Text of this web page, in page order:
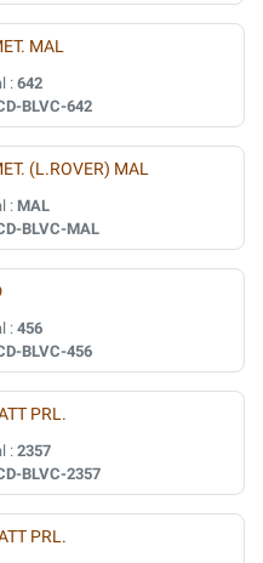
MAL
: 642
BLVC-642
(L.ROVER) MAL
: MAL
BLVC-MAL
: 456
BLVC-456
PRL.
: 2357
BLVC-2357
PRL.